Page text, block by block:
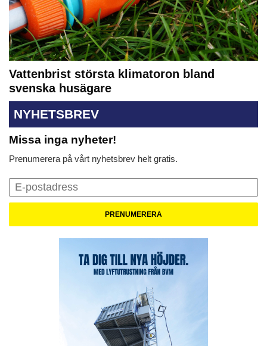
Vattenbrist största klimatoron bland
svenska husägare
NYHETSBREV
Missa inga nyheter!
Prenumerera på vårt nyhetsbrev helt gratis.